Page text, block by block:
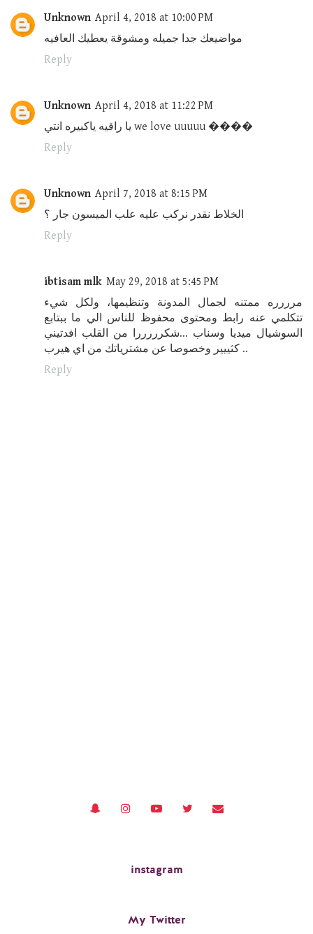
Unknown April 4, 2018 at 10:00 PM
مواضيعك جدا جميله ومشوقة يعطيك العافيه
Reply
Unknown April 4, 2018 at 11:22 PM
يا راقيه ياكبيره انتي we love uuuuu ����
Reply
Unknown April 7, 2018 at 8:15 PM
الخلاط نقدر نركب عليه علب الميسون جار ؟
Reply
ibtisam mlk May 29, 2018 at 5:45 PM
مرررره ممتنه لجمال المدونة وتنظيمها، ولكل شيء
تتكلمي عنه رابط ومحتوى محفوظ للناس الي ما ببتابع
السوشيال ميديا وسناب ...شكرررررا من القلب افدتيني
كثييير وخصوصا عن مشترياتك من اي هيرب ..
Reply
instagram
My Twitter